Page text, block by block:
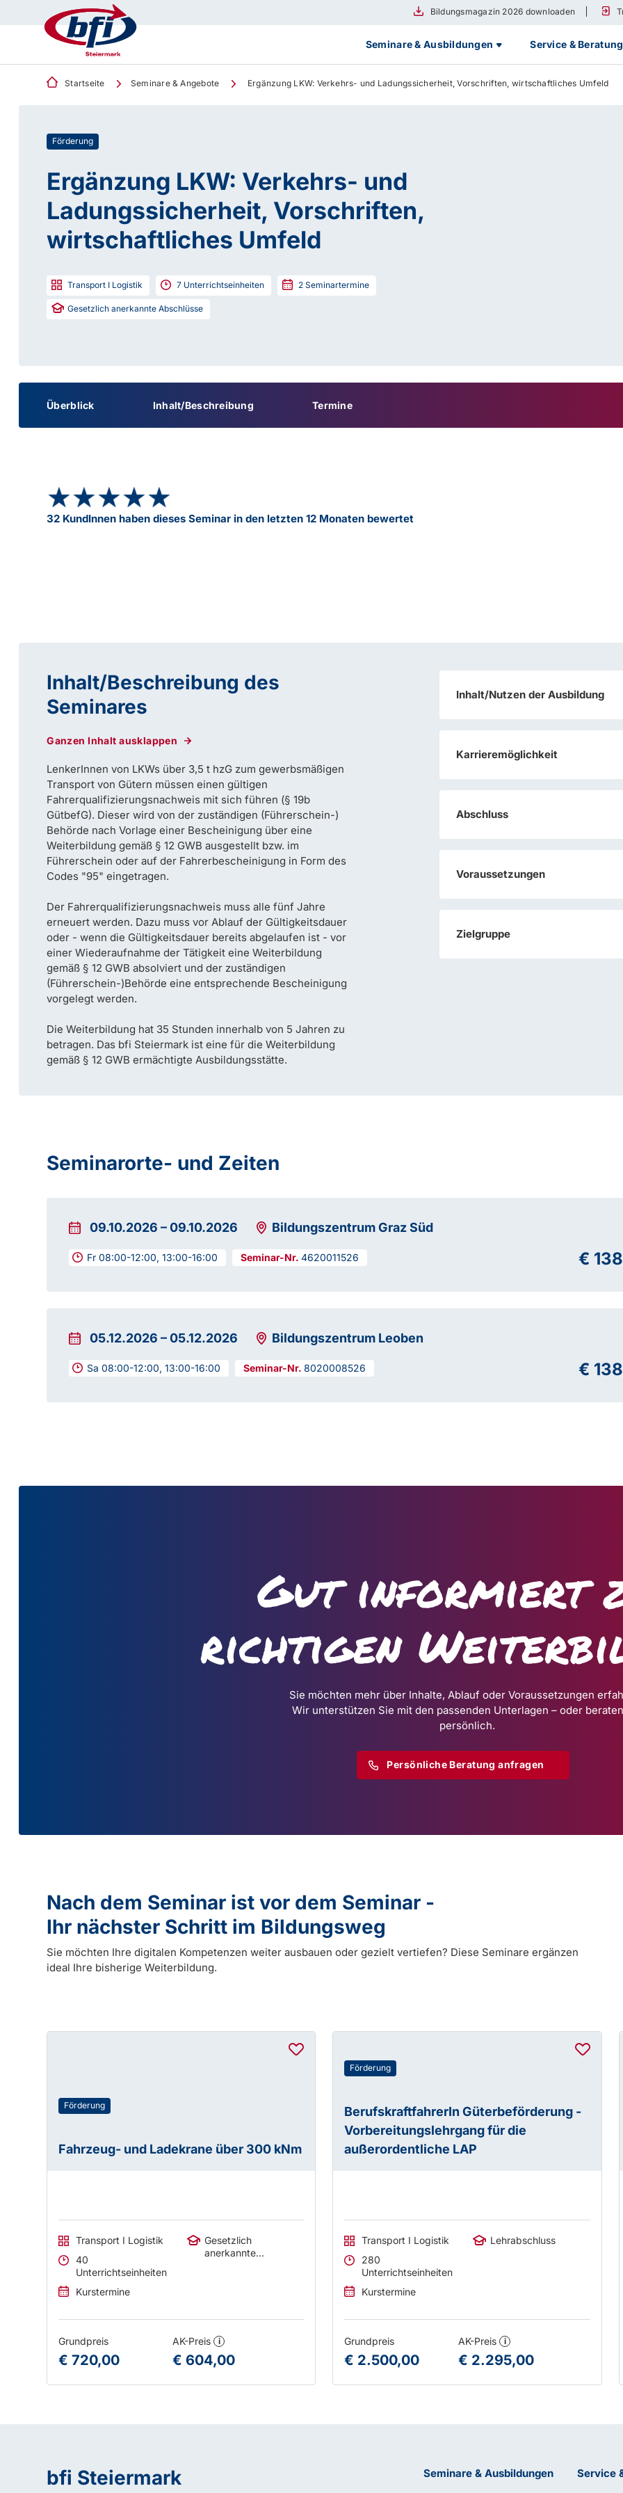
Bildungsmagazin 2026 downloaden
Seminare & Ausbildungen Service & Beratung
Startseite Seminare & Angebote Ergänzung LKW: Verkehrs- und Ladungssicherheit, Vorschriften, wirtschaftliches Umfeld
Förderung
Ergänzung LKW: Verkehrs- und
Ladungssicherheit, Vorschriften,
wirtschaftliches Umfeld
Transport I Logistik 7 Unterrichtseinheiten 2 Seminartermine
Gesetzlich anerkannte Abschlüsse
Überblick Inhalt/Beschreibung Termine
★★★★★
★★★★★
32 KundInnen haben dieses Seminar in den letzten 12 Monaten bewertet
Inhalt/Beschreibung des
Seminares
Ganzen Inhalt ausklappen
LenkerInnen von LKWs über 3,5 t hzG zum gewerbsmäßigen
Transport von Gütern müssen einen gültigen
Fahrerqualifizierungsnachweis mit sich führen (§ 19b
GütbefG). Dieser wird von der zuständigen (Führerschein-)
Behörde nach Vorlage einer Bescheinigung über eine
Weiterbildung gemäß § 12 GWB ausgestellt bzw. im
Führerschein oder auf der Fahrerbescheinigung in Form des
Codes "95" eingetragen.
Der Fahrerqualifizierungsnachweis muss alle fünf Jahre
erneuert werden. Dazu muss vor Ablauf der Gültigkeitsdauer
oder - wenn die Gültigkeitsdauer bereits abgelaufen ist - vor
einer Wiederaufnahme der Tätigkeit eine Weiterbildung
gemäß § 12 GWB absolviert und der zuständigen
(Führerschein-)Behörde eine entsprechende Bescheinigung
vorgelegt werden.
Die Weiterbildung hat 35 Stunden innerhalb von 5 Jahren zu
betragen. Das bfi Steiermark ist eine für die Weiterbildung
gemäß § 12 GWB ermächtigte Ausbildungsstätte.
Inhalt/Nutzen der Ausbildung
Karrieremöglichkeit
Abschluss
Voraussetzungen
Zielgruppe
Seminarorte- und Zeiten
09.10.2026 –09.10.2026 Bildungszentrum Graz Süd
Fr 08:00-12:00, 13:00-16:00 4620011526 €
05.12.2026 –05.12.2026 Bildungszentrum Leoben
Sa 08:00-12:00, 13:00-16:00 8020008526 €
Gut informiert
richtigen
Sie möchten mehr über Inhalte, Ablauf oder Voraussetzungen
Wir unterstützen Sie mit den passenden Unterlagen – oder
persönlich.
Persönliche Beratung anfragen
Nach dem Seminar ist vor dem Seminar -
Ihr nächster Schritt im Bildungsweg
Sie möchten Ihre digitalen Kompetenzen weiter ausbauen oder gezielt vertiefen? Diese Seminare ergänzen
ideal Ihre bisherige Weiterbildung.
Förderung
Fahrzeug- und Ladekrane über 300 kNm
Transport I Logistik
40
Unterrichtseinheiten
Kurstermine
Gesetzlich
anerkannte
Grundpreis
€ 720,00
AK-Preis i
€ 604,00
Förderung
BerufskraftfahrerIn Güterbeförderung -
Vorbereitungslehrgang für die
außerordentliche LAP
Transport I Logistik
280
Unterrichtseinheiten
Kurstermine
Lehrabschluss
Grundpreis
€ 2.500,00
AK-Preis i
€ 2.295,00
bfi Steiermark
Service
Seminare & Ausbildungen